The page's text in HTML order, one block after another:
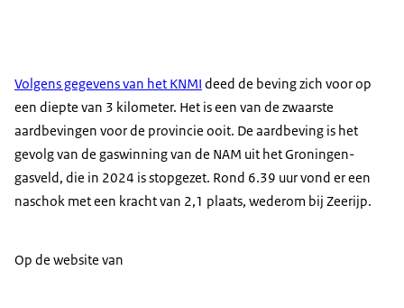
Volgens gegevens van het KNMI deed de beving zich voor op
een diepte van 3 kilometer. Het is een van de zwaarste
aardbevingen voor de provincie ooit. De aardbeving is het
gevolg van de gaswinning van de NAM uit het Groningen-
gasveld, die in 2024 is stopgezet. Rond 6.39 uur vond er een
naschok met een kracht van 2,1 plaats, wederom bij Zeerijp.
Op de website van